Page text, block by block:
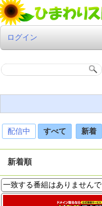
ログイン
配信中 すべて 新着
新着順
一致する番組はありませんで